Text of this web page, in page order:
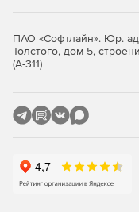
ПАО «Софтлайн». Юр.
Толстого, дом 5,
(А-311)